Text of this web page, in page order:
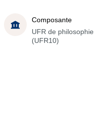
Composante
UFR de philosophie
(UFR10)